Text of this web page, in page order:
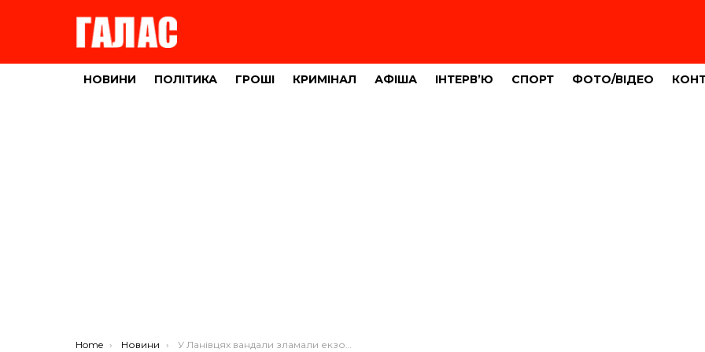
НОВИНИ ПОЛІТИКА ГРОШІ КРИМІНАЛ АФІША ІНТЕРВ’Ю СПОРТ ФОТО/ВІДЕО
You are here:
Home Новини У Ланівцях вандали зламали екзотичне дерево (ФОТО)